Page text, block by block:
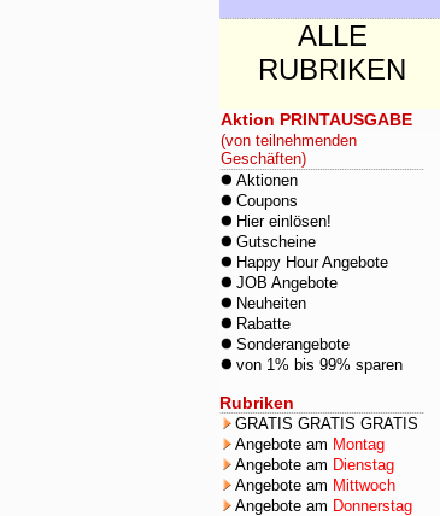
ALLE
RUBRIKEN
Aktion PRINTAUSGABE
(von teilnehmenden
Geschäften)
Aktionen
Coupons
Hier einlösen!
Gutscheine
Happy Hour Angebote
JOB Angebote
Neuheiten
Rabatte
Sonderangebote
von 1% bis 99% sparen
Rubriken
GRATIS GRATIS GRATIS
Angebote am Montag
Angebote am Dienstag
Angebote am Mittwoch
Angebote am Donnerstag